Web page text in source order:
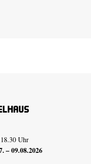
Uhr
– 09.08.2026